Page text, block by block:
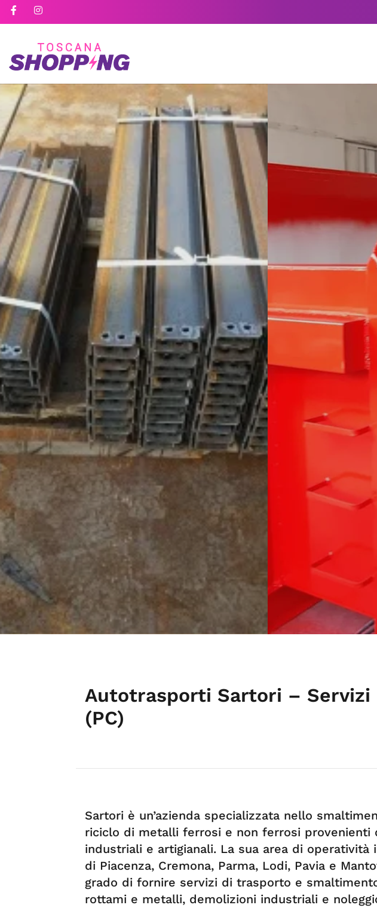
Autotrasporti Sartori – Servizi
(PC)
Sartori è un’azienda specializzata nello
riciclo di metalli ferrosi e non ferrosi provenienti
industriali e artigianali. La sua area di operatività
di Piacenza, Cremona, Parma, Lodi, Pavia e
grado di fornire servizi di trasporto e
rottami e metalli, demolizioni industriali e